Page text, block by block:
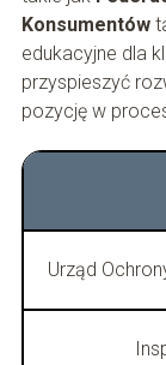
Konsumentów
edukacyjne dla
przyspieszyć
pozycję w
Urząd